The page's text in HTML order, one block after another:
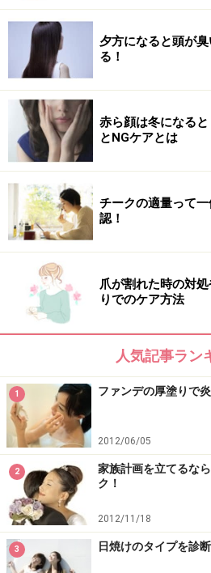
夕方になると頭が
る！
赤ら顔は冬になる
とNGケアとは
チークの適量って
認！
爪が割れた時の対
りでのケア方法
人気記事ラン
1 ファンデの厚塗りで
2012/06/05
2
家族計画を立てるな
ク！
2012/11/18
3 日焼けのタイプを診